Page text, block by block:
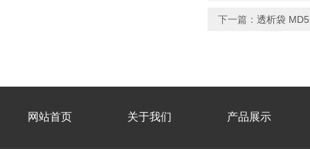
下一篇： 透析袋
网站首页 关于我们 产品展示